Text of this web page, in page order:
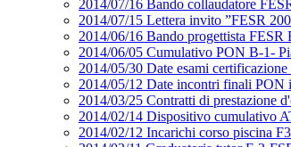
2014/07/16 Bando collaudatore
2014/07/15 Lettera invito ”FESR
2014/06/16 Bando progettista
2014/06/05 Cumulativo PON B-1-
2014/05/30 Date esami
2014/05/12 Date incontri finali PON
2014/03/25 Contratti di prestazione
2014/02/14 Dispositivo cumulativo
2014/02/12 Incarichi corso piscina